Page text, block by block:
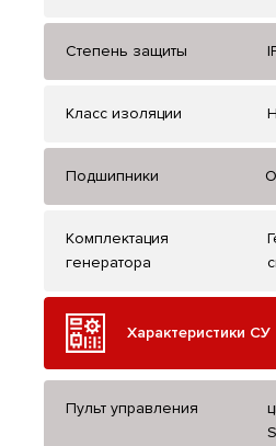
Степень защиты
Класс изоляции H
Подшипники
Комплектация
генератора
Характеристики СУ
Пульт управления